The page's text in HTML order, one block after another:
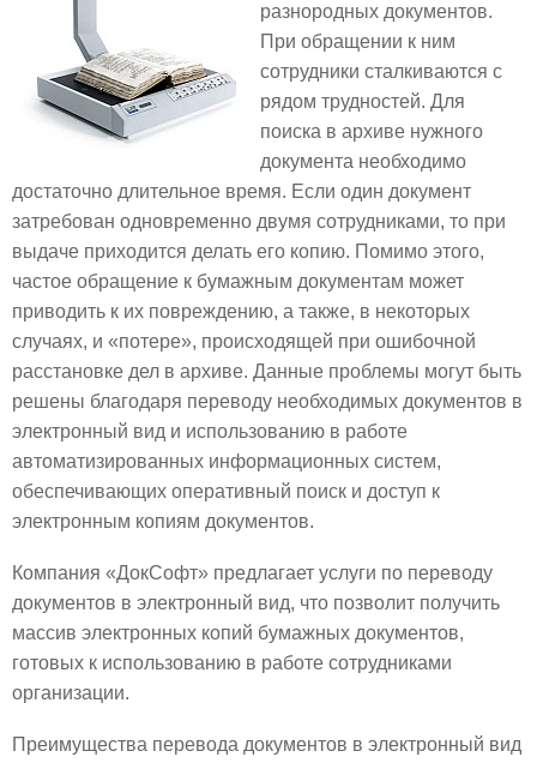
разнородных документов.
При обращении к ним
сотрудники сталкиваются с
рядом трудностей. Для
поиска в архиве нужного
документа необходимо
достаточно длительное время. Если один документ
затребован одновременно двумя сотрудниками, то при
выдаче приходится делать его копию. Помимо этого,
частое обращение к бумажным документам может
приводить к их повреждению, а также, в некоторых
случаях, и «потере», происходящей при ошибочной
расстановке дел в архиве. Данные проблемы могут быть
решены благодаря переводу необходимых документов в
электронный вид и использованию в работе
автоматизированных информационных систем,
обеспечивающих оперативный поиск и доступ к
электронным копиям документов.
Компания «ДокСофт» предлагает услуги по переводу
документов в электронный вид, что позволит получить
массив электронных копий бумажных документов,
готовых к использованию в работе сотрудниками
организации.
Преимущества перевода документов в электронный вид